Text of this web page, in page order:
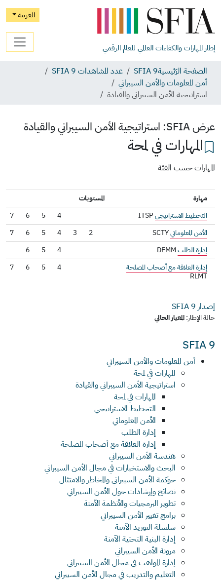
العربية
إطار المهارات والكفاءات العالمي للعالم الرقمي
الصفحة الرّئيسيةSFIA 9
عدد المشاهدات SFIA 9
أمن المعلومات والأمن السيبراني
استراتيجية الأمن السيبراني والقيادة
عرض SFIA: استراتيجية الأمن السيبراني والقيادة
المهارات في لمحة
المهارات حسب الفئة
مهارة
المستويات
التخطيط الاستراتيجيITSP
4
5
6
7
الأمن المعلوماتيSCTY
2
3
4
5
6
7
إدارة الطلبDEMM
4
5
6
إدارة العلاقة مع أصحاب المصلحة
RLMT
4
5
6
7
إصدار SFIA 9
حالة الإطار:المعيار الحالي
SFIA 9
أمن المعلومات والأمن السيبراني
المهارات في لمحة
استراتيجية الأمن السيبراني والقيادة
المهارات في لمحة
التخطيط الاستراتيجي
الأمن المعلوماتي
إدارة الطلب
إدارة العلاقة مع أصحاب المصلحة
هندسة الأمن السيبراني
البحث والاستخبارات في مجال الأمن السيبراني
حوكمة الأمن السيبراني والمخاطر والامتثال
نصائح وإرشادات حول الأمن السيبراني
تطوير البرمجيات والأنظمة الآمنة
برامج تغيير الأمن السيبراني
سلسلة التوريد الآمنة
إدارة البنية التحتية الآمنة
مرونة الأمن السيبراني
إدارة المواهب في مجال الأمن السيبراني
التعليم والتدريب في مجال الأمن السيبراني